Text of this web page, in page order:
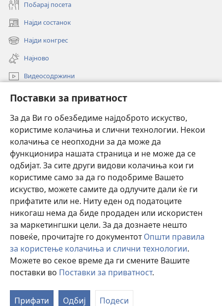
Поставки за приватност
За да Ви го обезбедиме најдоброто искуство,
користиме колачиња и слични технологии. Некои
колачиња се неопходни за да може да
функционира нашата страница и не може да се
одбијат. За сите други видови колачиња кои ги
користиме само за да го подобриме Вашето
искуство, можете самите да одлучите дали ќе ги
прифатите или не. Ниту еден од податоците
никогаш нема да биде продаден или искористен
за маркетингшки цели. За да дознаете нешто
повеќе, прочитајте го документотОпшти правила
за користење колачиња и слични технологии.
Можете во секое време да ги смените Вашите
поставки во Поставки за приватност.
Прифати Одбиј Подеси
Побарај посета
Најди состанок
(opens
new
window)
Најди конгрес
(opens
new
window)
Најново
Видеосодржини
(opens
new
window)ОНЛАЈН БИБЛИОТЕКА Watchtower™
(opens
new
window)JW Hub
(opens
new
window)Watchtower Library
Copyright© 2026 Watch Tower Bible and Tract Society of Pennsylvania.
УСЛОВИ ЗА КОРИСТЕЊЕ | ПРИВАТНОСТ|
ПРИВАТНОСТ